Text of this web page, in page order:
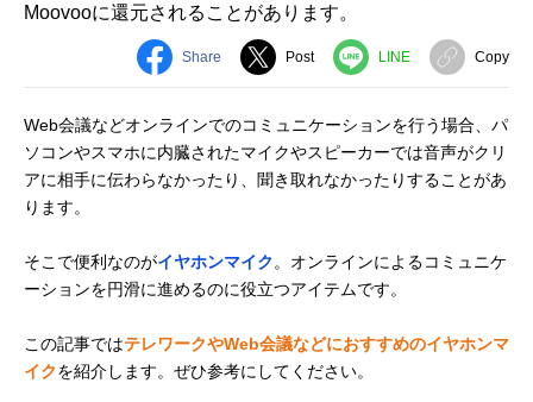
Moovooに還元されることがあります。
Share Post LINE Copy
Web会議などオンラインでのコミュニケーションを行う場合、パ
ソコンやスマホに内臓されたマイクやスピーカーでは音声がクリ
アに相手に伝わらなかったり、聞き取れなかったりすることがあ
ります。
そこで便利なのがイヤホンマイク 。オンラインによるコミュニケ
ーションを円滑に進めるのに役立つアイテムです。
この記事ではテレワークやWeb会議などにおすすめのイヤホンマ
イクを紹介します。ぜひ参考にしてください。